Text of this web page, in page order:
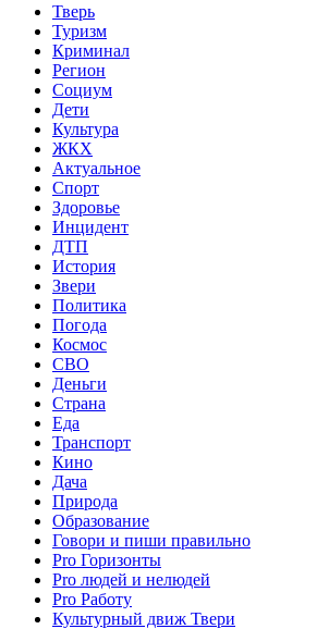
Тверь
Туризм
Криминал
Регион
Социум
Дети
Культура
ЖКХ
Актуальное
Спорт
Здоровье
Инцидент
ДТП
История
Звери
Политика
Погода
Космос
СВО
Деньги
Страна
Еда
Транспорт
Кино
Дача
Природа
Образование
Говори и пиши правильно
Pro Горизонты
Pro людей и нелюдей
Pro Работу
Культурный движ Твери